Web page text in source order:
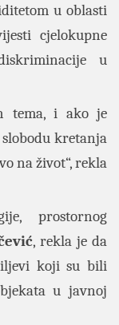
u oblasti
cjelokupne
u
tema, i ako je
kretanja
na život“, rekla
prostornog
, rekla je da
koji su bili
u javnoj